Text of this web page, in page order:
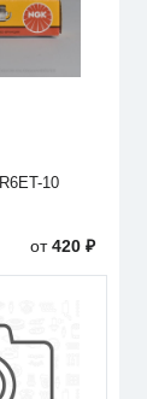
10
от420 ₽